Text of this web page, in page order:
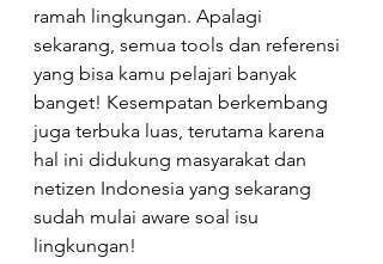
ramah lingkungan. Apalagi
sekarang, semua tools dan referensi
yang bisa kamu pelajari banyak
banget! Kesempatan berkembang
juga terbuka luas, terutama karena
hal ini didukung masyarakat dan
netizen Indonesia yang sekarang
sudah mulai aware soal isu
lingkungan!